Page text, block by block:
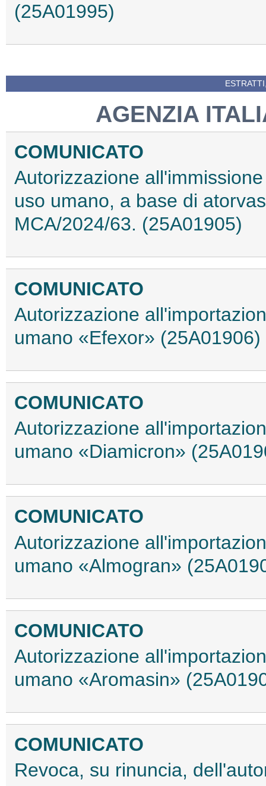
(25A01995)
AGENZIA
COMUNICATO
Autorizzazione
uso umano, a base di
MCA/2024/63. (25A01905)
COMUNICATO
Autorizzazione
umano «Efexor» (25A01906)
COMUNICATO
Autorizzazione
umano «Diamicron»
COMUNICATO
Autorizzazione
umano «Almogran»
COMUNICATO
Autorizzazione
umano «Aromasin»
COMUNICATO
Revoca, su rinuncia,